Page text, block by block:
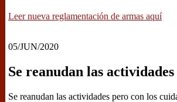
Leer nueva reglamentación de armas aquí
05/JUN/2020
Se reanudan las actividades
Se reanudan las actividades pero con los